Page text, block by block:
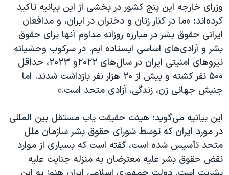
اسرائیل در جنگ
نرگس محمدی برنده جایزه نوبل صلح
همایش محافظه‌کاران آمریکا «سی‌پک»
صفحه‌های ویژه
سفر پرزیدنت ترامپ به چین
وزرای خارجه این پنج کشور در بخشی از این بیانیه تاکید
کرده‌اند: «ما در کنار زنان و دختران در ایران، و مدافعان
ایرانی حقوق بشر در مبارزه روزانه مداوم آنها برای حقوق
بشر و آزادی‌های اساسی ایستاده ایم. در سرکوب وحشیانه
نیروهای امنیتی ایران در سال‌های ۲۰۲۲و ۲۰۲۳، حداقل
۵۰۰ نفر کشته و بیش از ۲۰ هزار نفر بازداشت شدند. اما
جنبش جهانی زن، زندگی، آزادی متحد است.»
این بیانیه می‌گوید: هیئت حقیقت یاب مستقل بین المللی
در مورد ایران که توسط شورای حقوق بشر سازمان ملل
متحد تأسیس شده است، گفته است که بسیاری از موارد
نقض حقوق بشر علیه معترضان به منزله جنایت علیه